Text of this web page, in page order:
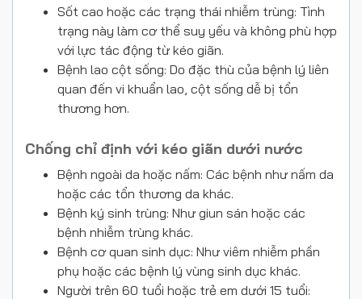
Sốt cao hoặc các trạng thái nhiễm trùng: Tình
trạng này làm cơ thể suy yếu và không phù hợp
với lực tác động từ kéo giãn.
Bệnh lao cột sống: Do đặc thù của bệnh lý liên
quan đến vi khuẩn lao, cột sống dễ bị tổn
thương hơn.
Chống chỉ định với kéo giãn dưới nước
Bệnh ngoài da hoặc nấm: Các bệnh như nấm da
hoặc các tổn thương da khác.
Bệnh ký sinh trùng: Như giun sán hoặc các
bệnh nhiễm trùng khác.
Bệnh cơ quan sinh dục: Như viêm nhiễm phần
phụ hoặc các bệnh lý vùng sinh dục khác.
Người trên 60 tuổi hoặc trẻ em dưới 15 tuổi: